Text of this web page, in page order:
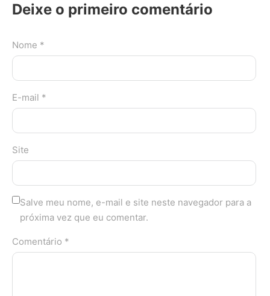
Deixe o primeiro comentário
Nome *
E-mail *
Site
Salve meu nome, e-mail e site neste navegador para a
próxima vez que eu comentar.
Comentário *